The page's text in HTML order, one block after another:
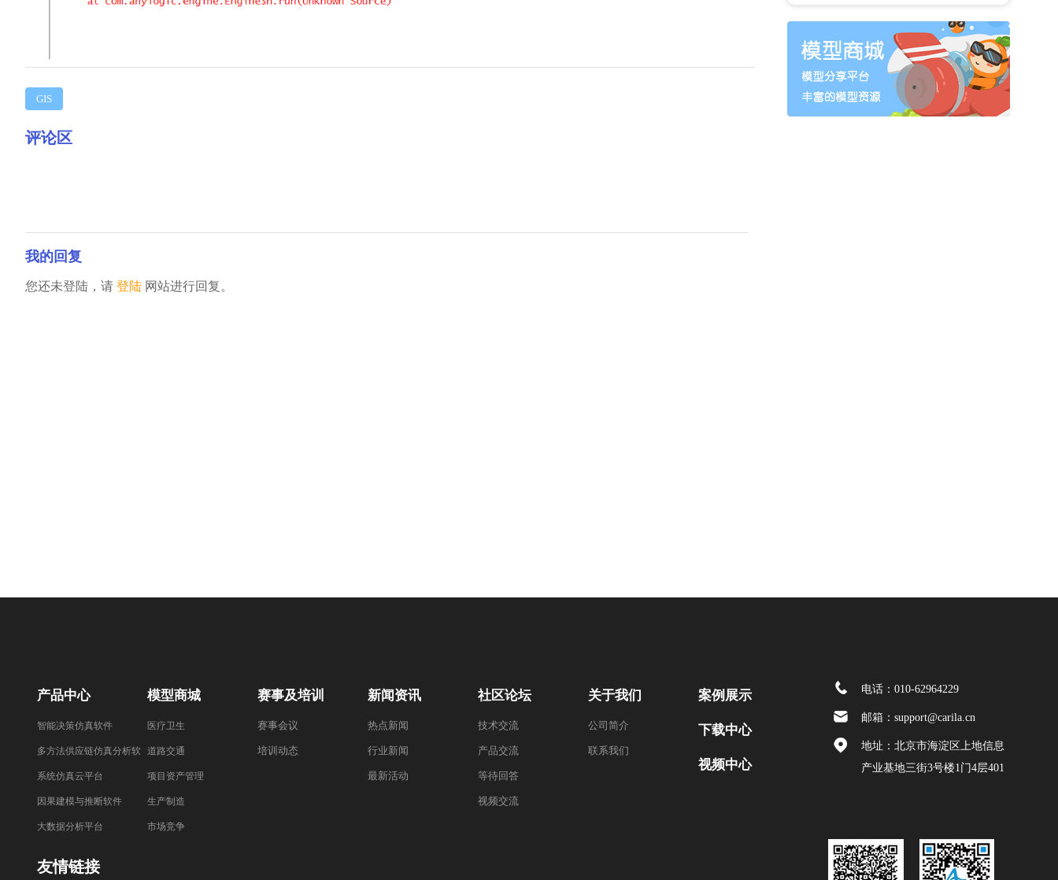
GIS
评论区
我的回复
您还未登陆，请 登陆 网站进行回复。
产品中心
智能决策仿真软件
多方法供应链仿真分析软
件
系统仿真云平台
因果建模与推断软件
大数据分析平台
模型商城
医疗卫生
道路交通
项目资产管理
生产制造
市场竞争
赛事及培训
赛事会议
培训动态
新闻资讯
热点新闻
行业新闻
最新活动
社区论坛
技术交流
产品交流
等待回答
视频交流
关于我们
公司简介
联系我们
案例展示
下载中心
视频中心
友情链接
电话：010-62964229
邮箱：support@carila.cn
地址：北京市海淀区上地信息
产业基地三街3号楼1门4层401